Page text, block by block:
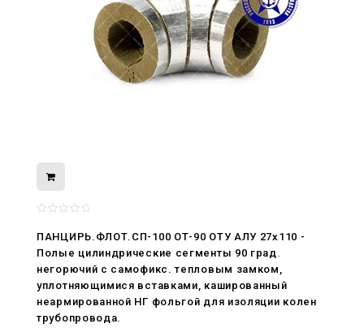
ПАНЦИРЬ.ФЛОТ.СП-100 ОТ-90 ОТУ АЛУ 27x110 -
Полые цилиндрические сегменты 90 град.
негорючий c самофикс. тепловым замком,
уплотняющимися вставками, кашированный
неармированной НГ фольгой для изоляции колен
трубопровода.
С Днём Победы. Память, которая с
29.04.2026